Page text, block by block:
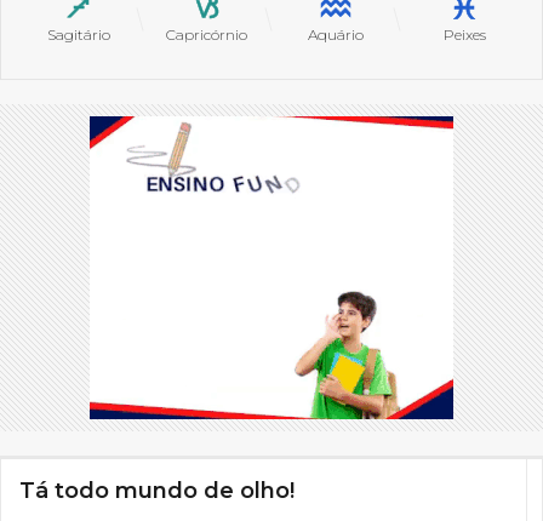
Sagitário Capricórnio Aquário Peixes
Tá todo mundo de olho!